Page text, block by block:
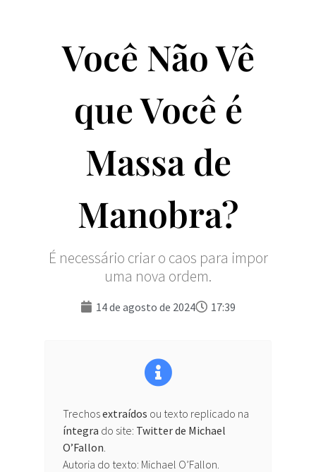
Você Não Vê
que Você é
Massa de
Manobra?
É necessário criar o caos para impor
uma nova ordem.
14 de agosto de 2024 17:39
Trechosextraídos ou texto replicado na
íntegra do site: Twitter de Michael
O’Fallon
Autoria do texto: Michael O’Fallon.